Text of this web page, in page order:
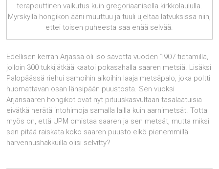
terapeuttinen vaikutus kuin gregoriaanisella kirkkolaululla.
Myrskyllä hongikon ääni muuttuu ja tuuli ujeltaa latvuksissa niin,
ettei toisen puheesta saa enää selvää.
Edellisen kerran Ärjässä oli iso savotta vuoden 1907 tietämillä,
jolloin 300 tukkijätkää kaatoi pokasahalla saaren metsiä. Lisäksi
Palopäässä riehui samoihin aikoihin laaja metsäpalo, joka poltti
huomattavan osan länsipään puustosta. Sen vuoksi
Ärjänsaaren hongikot ovat nyt pituuskasvultaan tasalaatuisia
eivätkä herätä intohimoja samalla lailla kuin aarnimetsät. Totta
myös on, että UPM omistaa saaren ja sen metsät, mutta miksi
sen pitää raiskata koko saaren puusto eikö pienemmillä
harvennushakkuilla olisi selvitty?